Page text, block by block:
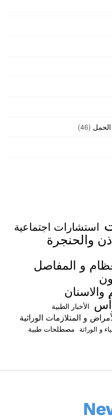
(46)
استشارات اجتماعية
والحنجرة
و المفاصل
الأخبار الطبية
و المتلازمات الوراثية
و الوراثة مصطلحات طبية